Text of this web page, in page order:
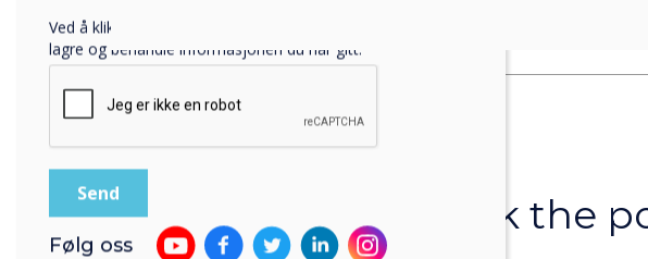
Unlock the
Ved å klikke på send gir du samtykke til Clevertouch til å
lagre og behandle informasjonen du har gitt.
Følg oss